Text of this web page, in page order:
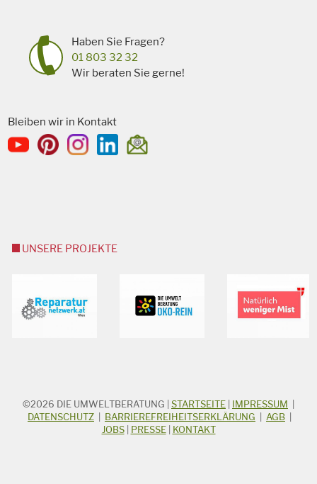
Haben Sie Fragen?
01 803 32 32
Wir beraten Sie gerne!
Bleiben wir in Kontakt
UNSERE PROJEKTE
STICHWORTSUCHE
Suchbegriff
©2026 DIE UMWELTBERATUNG STARTSEITE IMPRESSUM
DATENSCHUTZ
BARRIEREFREIHEITSERKLÄRUNG AGB
JOBS| PRESSE| KONTAKT